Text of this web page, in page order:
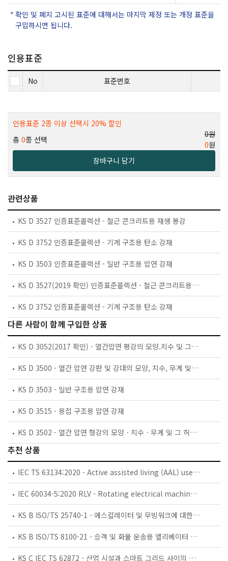
확인 및 폐지 고시된 표준에 대해서는 마지막 제정 또는 개정 표준을
구입하시면 됩니다.
인용표준
No 표준번호
인용표준 2종 이상 선택시 20% 할인
총 0종 선택
0원
0원
장바구니 담기
관련상품
KS D 3527 인증표준콜렉션 - 철근 콘크리트용 재생 봉강
KS D 3752 인증표준콜렉션 - 기계 구조용 탄소 강재
KS D 3503 인증표준콜렉션 - 일반 구조용 압연 강재
KS D 3527(2019 확인) 인증표준콜렉션 - 철근 콘크리트용 재생 봉강
KS D 3752 인증표준콜렉션 - 기계 구조용 탄소 강재
다른 사람이 함께 구입한 상품
KS D 3052(2017 확인) - 열간압연 평강의 모양.치수 및 그 무게와 그 허용차
KS D 3500 - 열간 압연 강판 및 강대의 모양, 치수, 무게 및 그 허용차
KS D 3503 - 일반 구조용 압연 강재
KS D 3515 - 용접 구조용 압연 강재
KS D 3502 - 열간 압연 형강의 모양ㆍ치수ㆍ무게 및 그 허용차
추천 상품
IEC TS 63134:2020 - Active assisted living (AAL) use cases
IEC 60034-5:2020 RLV - Rotating electrical machines - Part 5: Degrees of protection provided by the integral design of rotating electrical machines (IP code) - Classification
KS B ISO/TS 25740-1 - 에스컬레이터 및 무빙워크에 대한 안전요건 — 제1부: 세계공통 필수 안전요건(GESRs)
KS B ISO/TS 8100-21 - 승객 및 화물 운송용 엘리베이터 —제21부: 세계공통 필수안전요건(GESRs)을 충족하는 세계공통 안전 파라미터(GSPs)
KS C IEC TS 62872 - 산업 시설과 스마트 그리드 사이의 산업 공정 측정, 제어 및 자동화 시스템 인터페이스